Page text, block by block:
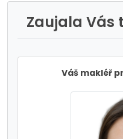
Zaujala Vás
Váš makléř